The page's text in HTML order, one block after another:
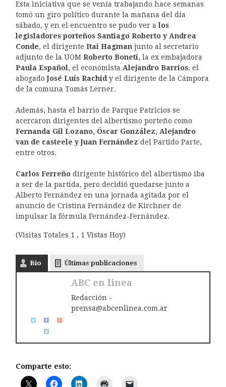
Esta iniciativa que se venía trabajando hace semanas
tomó un giro político durante la mañana del día
sábado, y en el encuentro se pudo ver a los
legisladores porteños Santiago Roberto y Andrea
Conde, el dirigente Itai Hagman junto al secretario
adjunto de la UOM Roberto Boneti, la ex embajadora
Paula Español , el economista Alejandro Barrios, el
abogadoJosé Luis Rachidy el dirigente de la Cámpora
de la comuna Tomás Lerner.
Además, hasta el barrio de Parque Patricios se
acercaron dirigentes del albertismo porteño como
Fernanda Gil Lozano, Óscar González, Alejandro
van de casteele y Juan Fernández del Partido Parte,
entre otros.
Carlos Ferreñodirigente histórico del albertismo iba
a ser de la partida, pero decidió quedarse junto a
Alberto Fernández en una jornada agitada por el
anuncio de Cristina Fernández de Kirchner de
impulsar la fórmula Fernández-Fernández.
(Visitas Totales 1 , 1 Vistas Hoy)
Bio Últimas publicaciones
ABC en linea
Redacción -
prensa@abcenlinea.com.ar
Comparte esto: